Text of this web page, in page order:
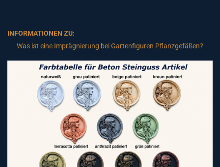
INFORMATIONEN ZU:
Was ist eine Imprägnierung bei Gartenfiguren Pflanzgefäßen?